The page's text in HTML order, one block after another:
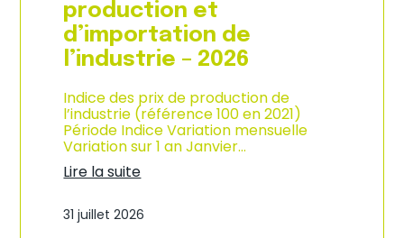
s
o
m
m
a
i
o
n
e
n
G
a
production et
d’importation de
l’industrie – 2026
Indice des prix de production de
l’industrie (référence 100 en 2021)
Période Indice Variation mensuelle
Variation sur 1 an Janvier…
Lire la suite
n
31 juillet 2026